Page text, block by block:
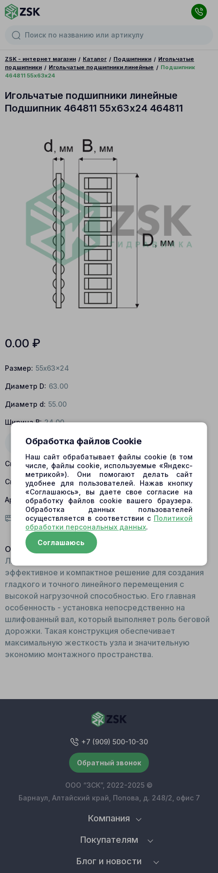
ZSK - интернет магазин Каталог Подшипники
Игольчатые
подшипники
Игольчатые подшипники линейные
Подшипник
464811 55х63х24
Игольчатые подшипники линейные
Подшипник 464811 55х63х24 464811
0.00 ₽
Размер: 55x63x24
Диаметр D: 63.00
Диаметр d: 55.00
Ширина B: 24.00
Склад Барнаул: есть в наличии
Склад Центральный: нет в наличии
Артикул: 464811
Условия доставки
Описание:
Линейный роликовый подшипник 464811 - это
эффективное и компактное решение для создания
гладкого и точного линейного перемещения с
высокой нагрузочной способностью. Его главная
особенность - установка непосредственно на
шлифованный вал, который выполняет роль беговой
дорожки. Такая конструкция обеспечивает
максимальную жесткость узла и значительную
экономию монтажного пространства.
Компания
Покупателям
Блог и новости
+7 (909) 500-10-30
Обратный звонок
ООО “ЗСК”, 2022-2025 ©
Барнаул, Алтайский край, Попова, д. 248/2, офис 7
Обработка файлов Cookie
Наш сайт обрабатывает файлы cookie (в том
числе, файлы cookie, используемые «Яндекс-
метрикой»). Они помогают делать сайт
удобнее для пользователей. Нажав кнопку
«Соглашаюсь», вы даете свое согласие на
обработку файлов cookie вашего браузера.
Обработка данных пользователей
осуществляется в соответствии с Политикой
обработки персональных данных.
Соглашаюсь